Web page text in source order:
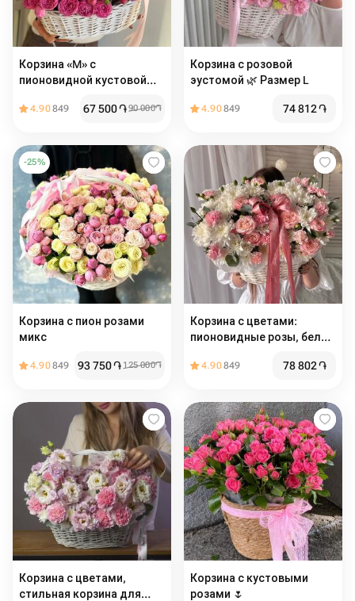
Корзина «M» с
пионовидной кустовой
4.90849 67 500֏90 000֏
Корзина с розовой
эустомой 🌿 Размер L
4.90849 74 812֏
-25%
Корзина с пион розами
микс
4.90849 93 750֏ 125 000֏
Корзина с цветами:
пионовидные розы, белая
веточки эвкалипта🌸
4.90849 78 802֏
Корзина с цветами,
стильная корзина для
Корзина с кустовыми
розами 🌷